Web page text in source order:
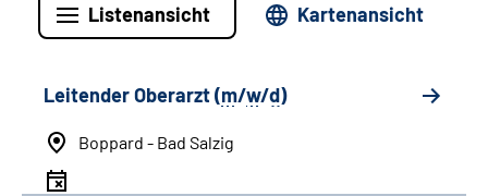
Listenansicht Kartenansicht
Leitender Oberarzt (m/w/d)
Boppard - Bad Salzig